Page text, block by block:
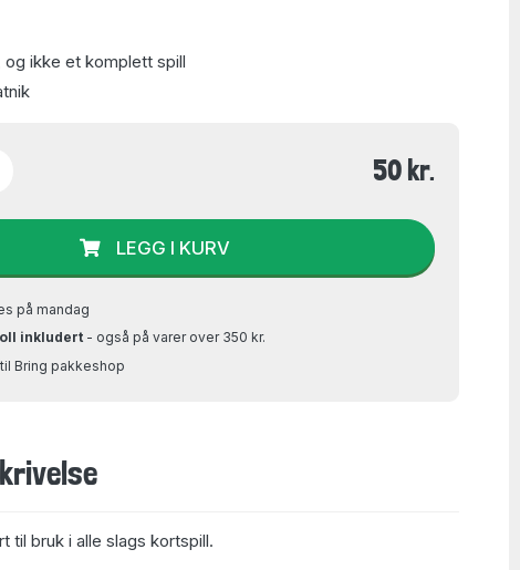
og ikke et komplett spill
50 kr.
LEGG I KURV
på mandag
inkludert - også på varer over 350 kr.
til Bring pakkeshop
til bruk i alle slags kortspill.